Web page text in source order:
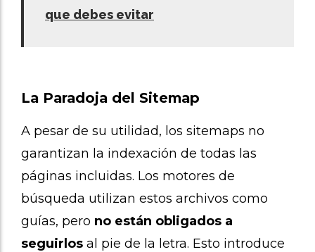
que debes evitar
La Paradoja del Sitemap
A pesar de su utilidad, los sitemaps no
garantizan la indexación de todas las
páginas incluidas. Los motores de
búsqueda utilizan estos archivos como
guías, pero no están obligados a
seguirlos al pie de la letra. Esto introduce